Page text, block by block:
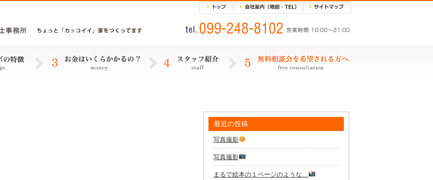
最近の投稿
写真撮影
写真撮影
まるで絵本の１ページのような…